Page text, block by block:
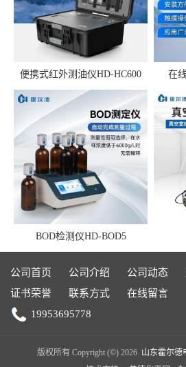
便携式红外测油仪HD-HC600 在
BOD检测仪HD-BOD5
公司首页 公司介绍 公司动态
证书荣誉
联系方式
在线留言
19953695778
版权所有 Copyright (©) 2026 山东霍尔德